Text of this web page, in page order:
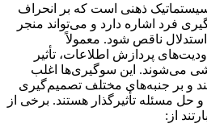
ذهنی است که بر انحراف
فرد اشاره دارد و می‌تواند منجر
ناقص شود. معمولاً
پردازش اطلاعات، تأثیر
می‌شوند. این سوگیری‌ها اغلب
و بر جنبه‌های مختلف تصمیم‌گیری
حل مسئله تأثیرگذار هستند. برخی از
از: